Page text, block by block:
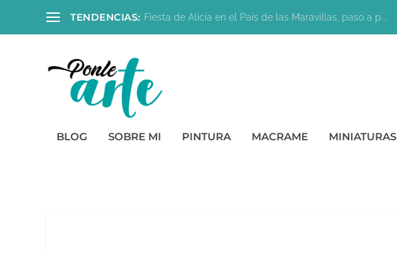
TENDENCIAS: Fiesta de Alicia en el País de las Maravillas, paso a p...
BLOG SOBRE MI PINTURA MACRAME MINIATURAS